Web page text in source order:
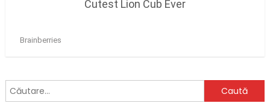
Caută
după: